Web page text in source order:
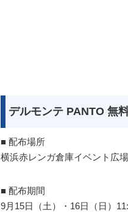
デルモンテ PANTO 無
■ 配布場所
横浜赤レンガ倉庫イベント広
■ 配布期間
9月15日（土）・16日（日）